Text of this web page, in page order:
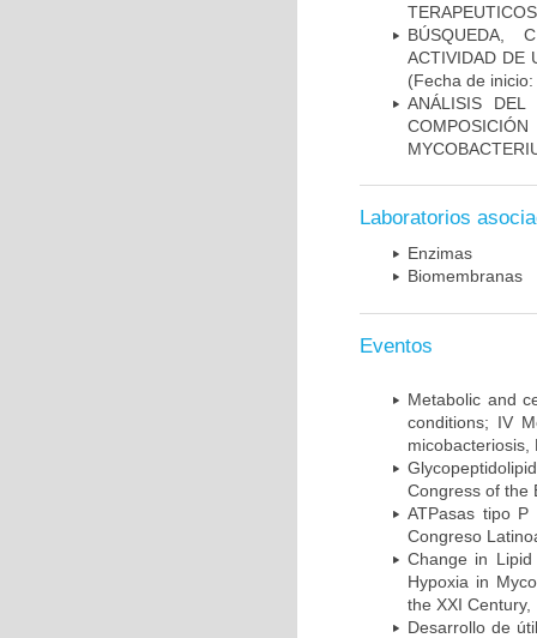
BÚSQUEDA,
ACTIVIDAD DE
(Fecha de
ANÁLISIS DEL
Laboratorios
Enzimas
Biomembranas
Eventos
Metabolic and
conditions; IV
micobacteriosis,
Congress of the
ATPasas tipo P
Congreso
Change in
Hypoxia in
the XXI
Desarrollo de